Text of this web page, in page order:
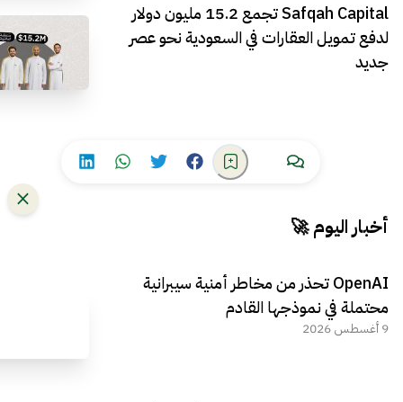
Safqah Capital تجمع 15.2 مليون دولار
لدفع تمويل العقارات في السعودية نحو عصر
جديد
أخبار اليوم 🚀
OpenAI تحذر من مخاطر أمنية سيبرانية
محتملة في نموذجها القادم
9 أغسطس 2026